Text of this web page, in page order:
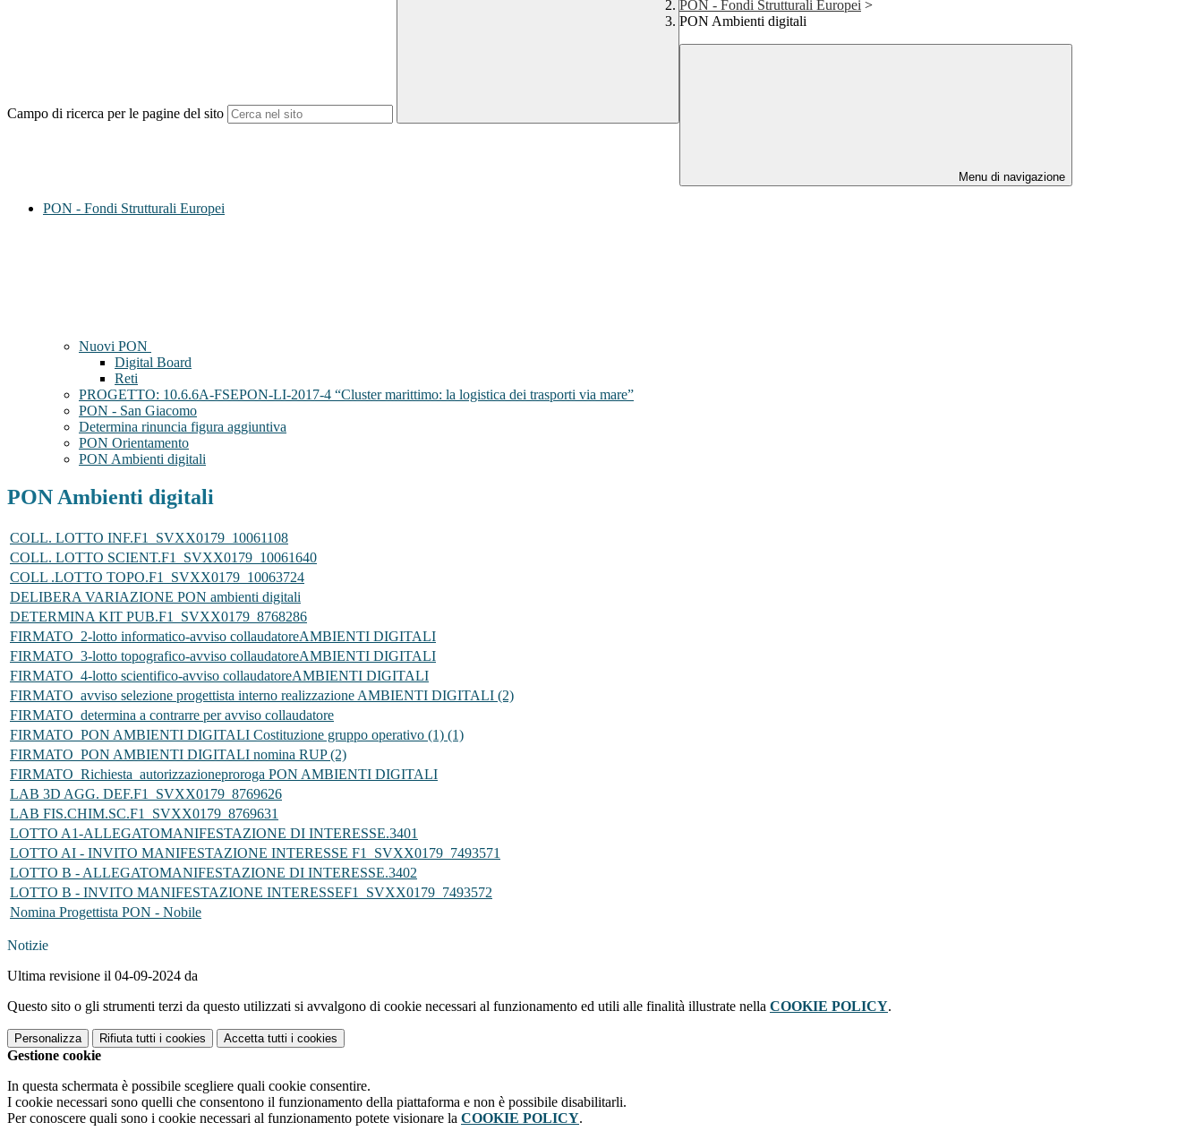
Campo di ricerca per le pagine del sito
PON - Fondi Strutturali Europei >
PON Ambienti digitali
Menu di navigazione
PON - Fondi Strutturali Europei
Nuovi PON
Digital Board
Reti
PROGETTO: 10.6.6A-FSEPON-LI-2017-4 “Cluster marittimo: la logistica dei trasporti via mare”
PON - San Giacomo
Determina rinuncia figura aggiuntiva
PON Orientamento
PON Ambienti digitali
PON Ambienti digitali
COLL. LOTTO INF.F1_SVXX0179_10061108
COLL. LOTTO SCIENT.F1_SVXX0179_10061640
COLL .LOTTO TOPO.F1_SVXX0179_10063724
DELIBERA VARIAZIONE PON ambienti digitali
DETERMINA KIT PUB.F1_SVXX0179_8768286
FIRMATO_2-lotto informatico-avviso collaudatoreAMBIENTI DIGITALI
FIRMATO_3-lotto topografico-avviso collaudatoreAMBIENTI DIGITALI
FIRMATO_4-lotto scientifico-avviso collaudatoreAMBIENTI DIGITALI
FIRMATO_avviso selezione progettista interno realizzazione AMBIENTI DIGITALI (2)
FIRMATO_determina a contrarre per avviso collaudatore
FIRMATO_PON AMBIENTI DIGITALI Costituzione gruppo operativo (1) (1)
FIRMATO_PON AMBIENTI DIGITALI nomina RUP (2)
FIRMATO_Richiesta_autorizzazioneproroga PON AMBIENTI DIGITALI
LAB 3D AGG. DEF.F1_SVXX0179_8769626
LAB FIS.CHIM.SC.F1_SVXX0179_8769631
LOTTO A1-ALLEGATOMANIFESTAZIONE DI INTERESSE.3401
LOTTO AI - INVITO MANIFESTAZIONE INTERESSE F1_SVXX0179_7493571
LOTTO B - ALLEGATOMANIFESTAZIONE DI INTERESSE.3402
LOTTO B - INVITO MANIFESTAZIONE INTERESSEF1_SVXX0179_7493572
Nomina Progettista PON - Nobile
Notizie
Ultima revisione il 04-09-2024 da
Questo sito o gli strumenti terzi da questo utilizzati si avvalgono di cookie necessari al funzionamento ed utili alle finalità illustrate nella COOKIE POLICY.
Personalizza Rifiuta tutti i cookies Accetta tutti i cookies
Gestione cookie
In questa schermata è possibile scegliere quali cookie consentire.
I cookie necessari sono quelli che consentono il funzionamento della piattaforma e non è possibile disabilitarli.
Per conoscere quali sono i cookie necessari al funzionamento potete visionare la COOKIE POLICY.